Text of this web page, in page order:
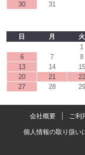
30
31
日
月 火
1
6
7 8
13
14 15
20
21 22
27
28 29
会社概要 ご利
個人情報の取り扱い